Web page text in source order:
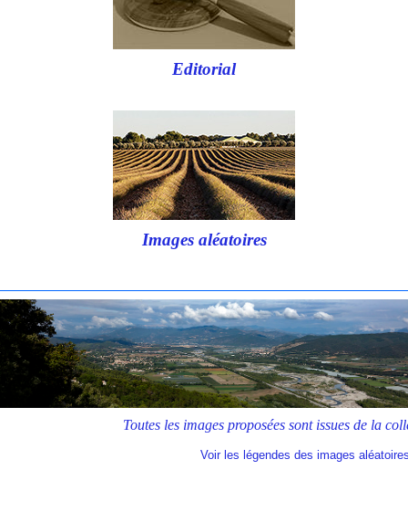
Editorial
Images aléatoires
Toutes les images proposées sont issues
Voir les légendes des images